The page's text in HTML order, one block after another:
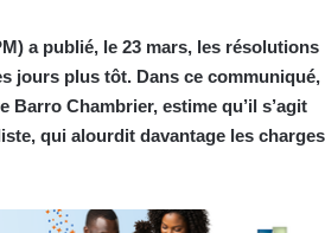
a publié, le 23 mars, les résolutions
jours plus tôt. Dans ce communiqué,
Chambrier, estime qu’il s’agit
qui alourdit davantage les charges